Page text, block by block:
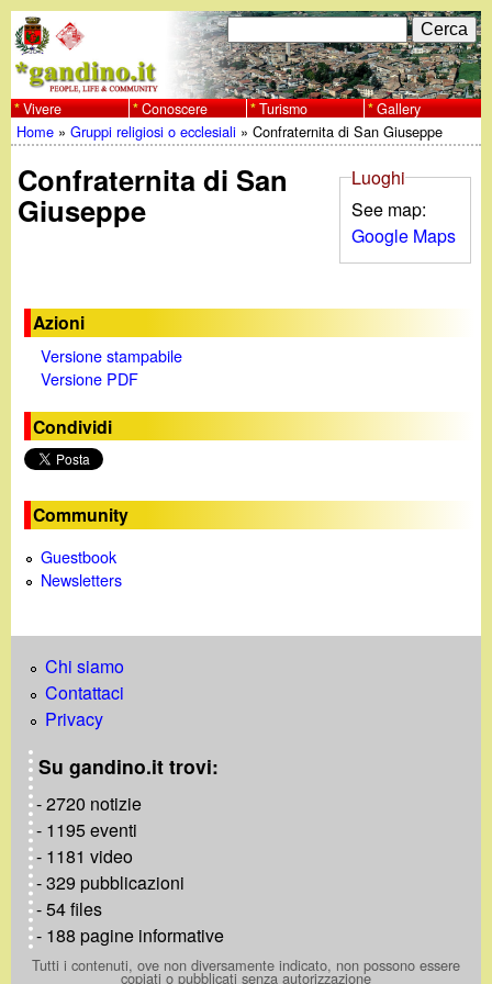
al
contenuto
principale
w
w
w
g
n
d
n
o
F
o
r
m
r
e
c
C
e
r
c
a
Vivere Conoscere Turismo Gallery
Tu
sei
Home »Gruppi religiosi o ecclesiali »Confraternita di San Giuseppe
Confraternita di San
Giuseppe
Luoghi
See map:
Google Maps
Azioni
Versione stampabile
Versione PDF
Condividi
Community
Guestbook
Newsletters
Chi siamo
Contattaci
Privacy
Su gandino.it trovi:
- 2720 notizie
- 1195 eventi
- 1181 video
- 329 pubblicazioni
- 54 files
- 188 pagine informative
Tutti i contenuti, ove non diversamente indicato, non possono essere
copiati o pubblicati senza autorizzazione